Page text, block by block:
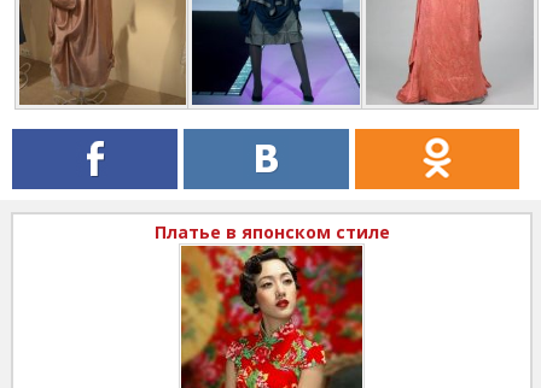
Платье в японском стиле